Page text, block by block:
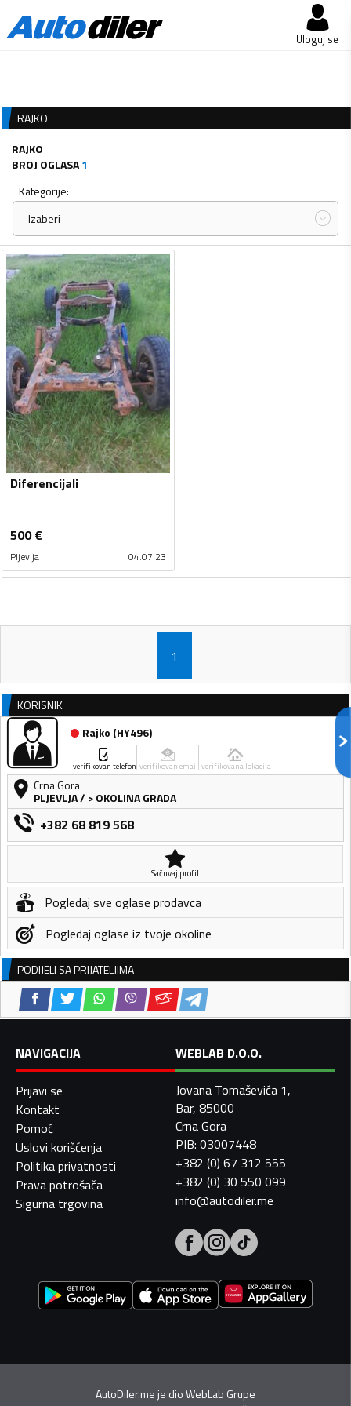
Uloguj se
RAJKO
RAJKO
BROJ OGLASA1
Kategorije:
Izaberi
Diferencijali
500€
Pljevlja 04.07.23
1
KORISNIK
Rajko (HY496)
verifikovan telefon verifikovan email verifikovana lokacija
Crna Gora
PLJEVLJA/ > OKOLINA GRADA
+382 68 819 568
Sačuvaj profil
Pogledaj sve oglase prodavca
Pogledaj oglase iz tvoje okoline
PODIJELI SA PRIJATELJIMA
NAVIGACIJA
Prijavi se
Kontakt
Pomoć
Uslovi korišćenja
Politika privatnosti
Prava potrošača
Sigurna trgovina
WEBLAB D.O.O.
Jovana Tomaševića 1,
Bar, 85000
Crna Gora
PIB: 03007448
+382 (0) 67 312 555
+382 (0) 30 550 099
info@autodiler.me
AutoDiler.me je dioWebLab Grupe